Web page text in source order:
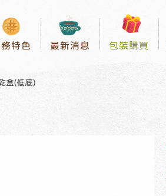
特色 最新消息 包裝購買
盒(低底)